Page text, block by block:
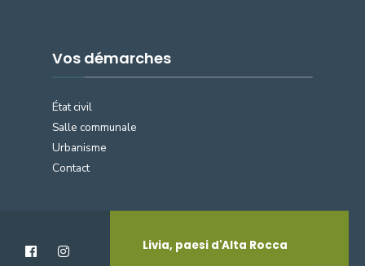
Vos démarches
État civil
Salle communale
Urbanisme
Contact
Livia, paesi d'Alta Rocca